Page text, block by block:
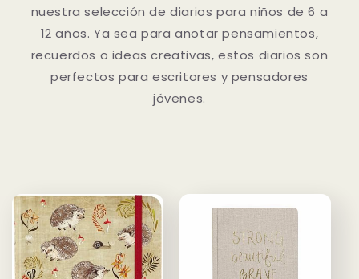
nuestra selección de diarios para niños de 6 a
12 años. Ya sea para anotar pensamientos,
recuerdos o ideas creativas, estos diarios son
perfectos para escritores y pensadores
jóvenes.